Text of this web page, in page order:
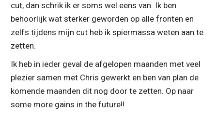
cut, dan schrik ik er soms wel eens van. Ik ben
behoorlijk wat sterker geworden op alle fronten en
zelfs tijdens mijn cut heb ik spiermassa weten aan te
zetten.
Ik heb in ieder geval de afgelopen maanden met veel
plezier samen met Chris gewerkt en ben van plan de
komende maanden dit nog door te zetten. Op naar
some more gains in the future!!